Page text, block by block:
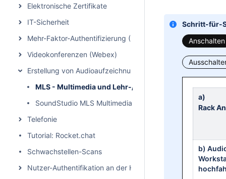
Elektronische Zertifikate
IT-Sicherheit
Mehr-Faktor-Authentifizierung (MFA)
Videokonferenzen (Webex)
Erstellung von Audioaufzeichnungen/Podcasts
MLS - Multimedia und Lehr-/Lernsysteme Tonstudio
SoundStudio MLS Multimedia und Lehr-/Lernsysteme
Telefonie
Tutorial: Rocket.chat
Schwachstellen-Scans
Nutzer-Authentifikation an der HHU
Schritt-für-
Anschalten
a)
Rack
b)